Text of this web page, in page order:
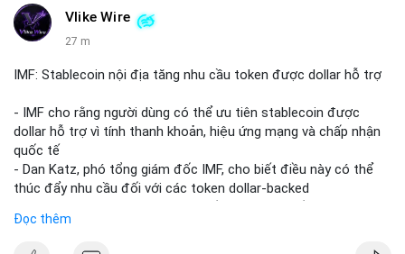
💬 DÒNG CHẢY TIN TỨC & TRUYỀN THÔNG: Bàn tán trên
Binance Square tập trung vào lệnh kẹp, dự báo NVDA và Musk
luận về Clearity Act.
💡 NHẬN ĐỊNH & KHUYẾN NGHỊ: Tâm lý ngắn hạn vẫn tiêu cực
do sợ hãi, nhưng xu hướng coin nhỏ và tin tức AI/NVIDA có thể
tạo cơ hội mua sớm. Cần theo dõi sự thay đổi trong chính
sách crypto Mỹ.
📊 Nguồn: Radar Tâm Lý Thị Trường
Vlike Wire
27 m
IMF: Stablecoin nội địa tăng nhu cầu token được dollar hỗ trợ
- IMF cho rằng người dùng có thể ưu tiên stablecoin được
dollar hỗ trợ vì tính thanh khoản, hiệu ứng mạng và chấp nhận
quốc tế
- Dan Katz, phó tổng giám đốc IMF, cho biết điều này có thể
thúc đẩy nhu cầu đối với các token dollar-backed
triển stablecoin nội địa
Đọc thêm